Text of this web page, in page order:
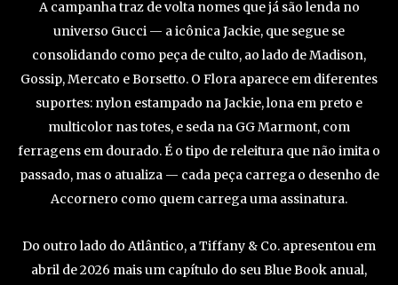
A campanha traz de volta nomes que já são lenda no
universo Gucci — a icônica Jackie, que segue se
consolidando como peça de culto, ao lado de Madison,
Gossip, Mercato e Borsetto. O Flora aparece em diferentes
suportes: nylon estampado na Jackie, lona em preto e
multicolor nas totes, e seda na GG Marmont, com
ferragens em dourado. É o tipo de releitura que não imita o
passado, mas o atualiza — cada peça carrega o desenho de
Accornero como quem carrega uma assinatura.
Do outro lado do Atlântico, a Tiffany & Co. apresentou em
abril de 2026 mais um capítulo do seu Blue Book anual,